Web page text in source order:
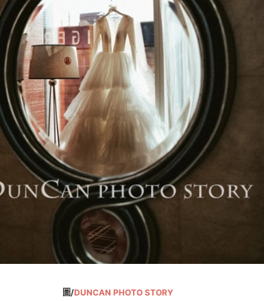
圖/DUNCAN PHOTO STORY